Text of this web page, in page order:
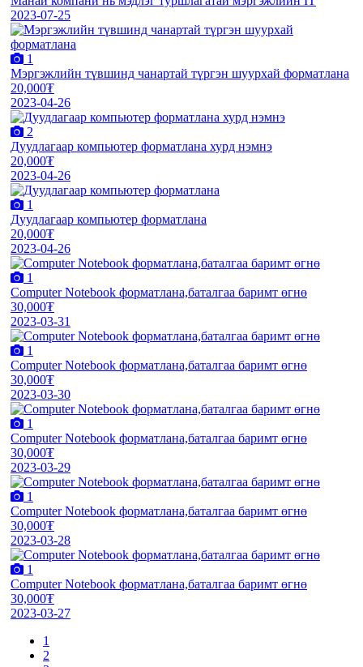
2023-07-25
1
Мэргэжлийн түвшинд чанартай түргэн шуурхай форматлана
20,000₮
2023-04-26
2
Дуудлагаар компьютер форматлана хурд нэмнэ
20,000₮
2023-04-26
1
Дуудлагаар компьютер форматлана
20,000₮
2023-04-26
1
Computer Notebook форматлана,баталгаа баримт өгнө
30,000₮
2023-03-31
1
Computer Notebook форматлана,баталгаа баримт өгнө
30,000₮
2023-03-30
1
Computer Notebook форматлана,баталгаа баримт өгнө
30,000₮
2023-03-29
1
Computer Notebook форматлана,баталгаа баримт өгнө
30,000₮
2023-03-28
1
Computer Notebook форматлана,баталгаа баримт өгнө
30,000₮
2023-03-27
1
2